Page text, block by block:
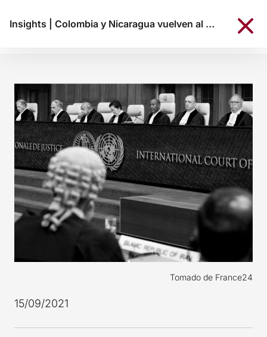
Insights Colombia y Nicaragua vuelven al tribunal de La Haya
Tomado de France24
15/09/2021